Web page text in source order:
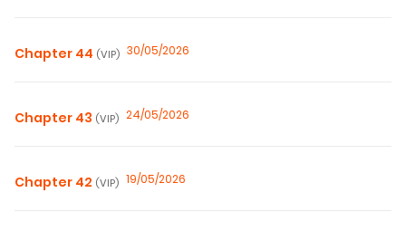
Chapter 44 (VIP) 30/05/2026
Chapter 43 (VIP) 24/05/2026
Chapter 42 (VIP) 19/05/2026